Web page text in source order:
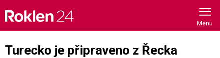
content
Turecko je připraveno z Řecka